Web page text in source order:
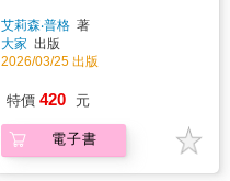
艾莉森‧普格 著
大家 出版
2026/03/25 出版
特價 420 元
電子書